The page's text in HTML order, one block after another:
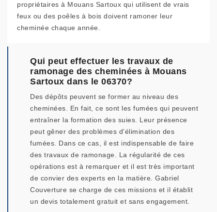
propriétaires à Mouans Sartoux qui utilisent de vrais
feux ou des poêles à bois doivent ramoner leur
cheminée chaque année.
Qui peut effectuer les travaux de
ramonage des cheminées à Mouans
Sartoux dans le 06370?
Des dépôts peuvent se former au niveau des
cheminées. En fait, ce sont les fumées qui peuvent
entraîner la formation des suies. Leur présence
peut gêner des problèmes d'élimination des
fumées. Dans ce cas, il est indispensable de faire
des travaux de ramonage. La régularité de ces
opérations est à remarquer et il est très important
de convier des experts en la matière. Gabriel
Couverture se charge de ces missions et il établit
un devis totalement gratuit et sans engagement.